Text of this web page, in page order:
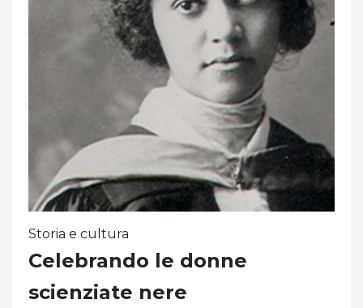
Storia e cultura
Celebrando le donne
scienziate nere